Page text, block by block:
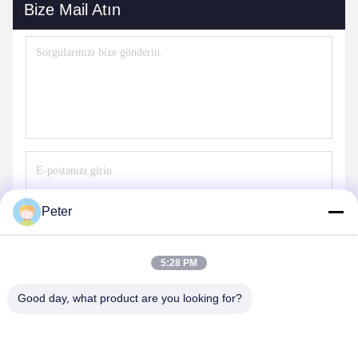
Bize Mail Atın
Peter
5:28 PM
Good day, what product are you looking for?